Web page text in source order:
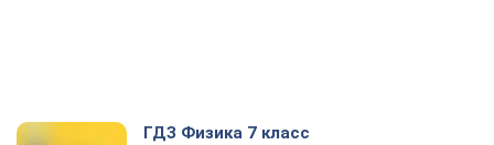
ГДЗ Физика 7 класс